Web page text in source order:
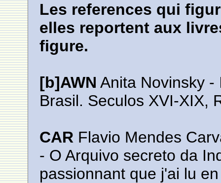
Les references qui
elles reportent aux
figure.
[b]AWN Anita Novinsky -
Brasil. Seculos XVI-XIX,
CAR Flavio Mendes
- O Arquivo secreto da
passionnant que j'ai lu